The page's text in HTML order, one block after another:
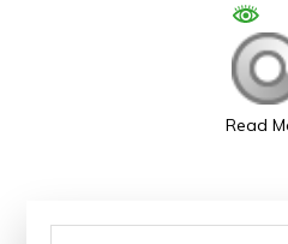
Read